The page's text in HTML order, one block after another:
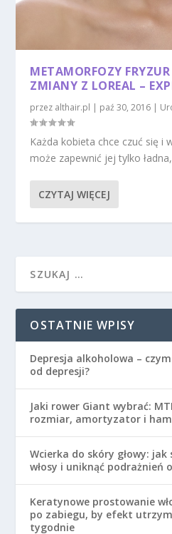
METAMORFOZY
ZMIANY Z LOREAL –
przez althair.pl | paź 30, 2016 |
Każda kobieta chce czuć się i
może zapewnić jej tylko
CZYTAJ WIĘCEJ
OSTATNIE WPISY
Depresja alkoholowa –
od depresji?
Jaki rower Giant wybrać:
rozmiar, amortyzator i
Wcierka do skóry głowy:
włosy i uniknąć podrażnień
Keratynowe prostowanie
po zabiegu, by efekt
tygodnie